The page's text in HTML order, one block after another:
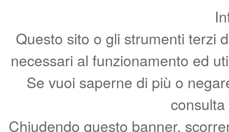
Questo sito o gli strumenti terzi
necessari al funzionamento ed
Se vuoi saperne di più o
Chiudendo questo banner,